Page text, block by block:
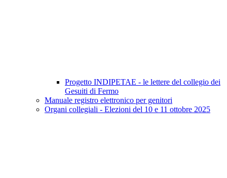
Progetto INDIPETAE - le lettere del collegio dei
Gesuiti di Fermo
Manuale registro elettronico per genitori
Organi collegiali - Elezioni del 10 e 11 ottobre 2025